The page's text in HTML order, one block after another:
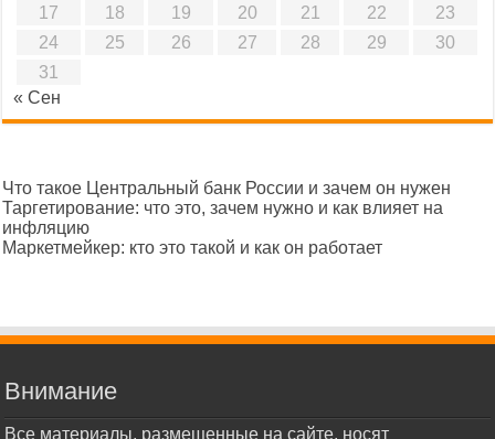
17
18 19 20 21 22
23
24
25 26 27 28 29
30
31
« Сен
Что такое Центральный банк России и зачем он нужен
Таргетирование: что это, зачем нужно и как влияет на
инфляцию
Маркетмейкер: кто это такой и как он работает
Внимание
Все материалы, размещенные на сайте, носят